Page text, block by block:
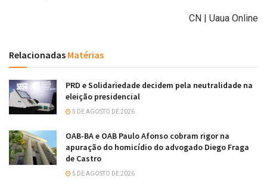
CN | Uaua Online
Relacionadas Matérias
PRD e Solidariedade decidem pela neutralidade na
eleição presidencial
5 DE AGOSTO DE 2026
OAB-BA e OAB Paulo Afonso cobram rigor na
apuração do homicídio do advogado Diego Fraga
de Castro
5 DE AGOSTO DE 2026